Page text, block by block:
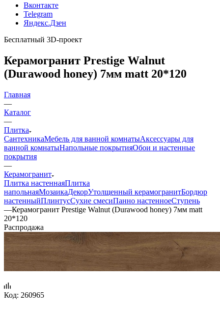
Вконтакте
Telegram
Яндекс.Дзен
Бесплатный 3D-проект
Керамогранит Prestige Walnut
(Durawood honey) 7мм matt 20*120
Главная
—
Каталог
—
Плитка
СантехникаМебель для ванной комнатыАксессуары для
ванной комнатыНапольные покрытияОбои и настенные
покрытия
—
Керамогранит
Плитка настеннаяПлитка
напольнаяМозаикаДекорУтолщенный керамогранитБордюр
настенныйПлинтусСухие смесиПанно настенноеСтупень
—Керамогранит Prestige Walnut (Durawood honey) 7мм matt
20*120
Распродажа
Код: 260965